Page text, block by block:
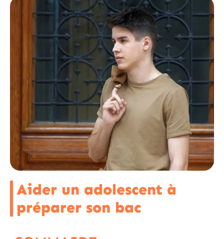
Aider un adolescent à
préparer son bac